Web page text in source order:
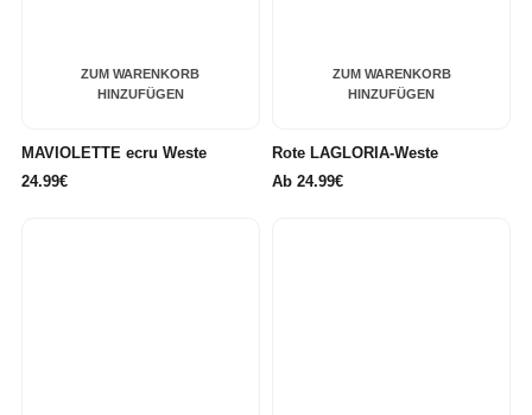
ZUM WARENKORB
HINZUFÜGEN
MAVIOLETTE ecru Weste
24.99€
ZUM WARENKORB
HINZUFÜGEN
Rote LAGLORIA-Weste
Ab 24.99€